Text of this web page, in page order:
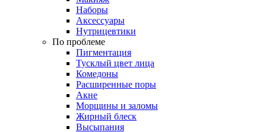
Наборы
Аксессуары
Нутрицевтики
По проблеме
Пигментация
Тусклый цвет лица
Комедоны
Расширенные поры
Акне
Морщины и заломы
Жирный блеск
Высыпания